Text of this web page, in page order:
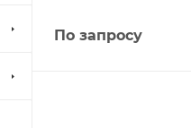
По запросу